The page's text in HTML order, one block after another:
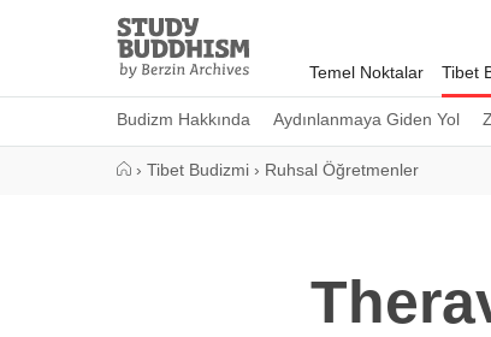
Study
Buddhism
Home
Temel Noktalar Tibet
Budizm Hakkında Aydınlanmaya Giden Yol
› Tibet Budizmi › Ruhsal Öğretmenler